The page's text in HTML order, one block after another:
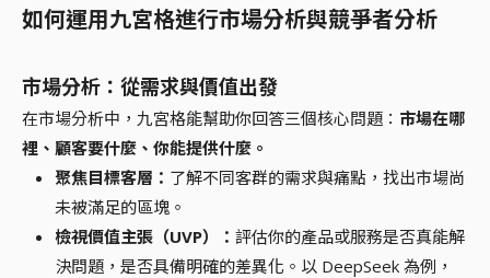
如何運用九宮格進行市場分析與競爭者分析
市場分析：從需求與價值出發
在市場分析中，九宮格能幫助你回答三個核心問題： 市場在哪
裡、顧客要什麼、你能提供什麼。
聚焦目標客層： 了解不同客群的需求與痛點，找出市場尚
未被滿足的區塊。
檢視價值主張（UVP）： 評估你的產品或服務是否真能解
決問題，是否具備明確的差異化。以 DeepSeek 為例，